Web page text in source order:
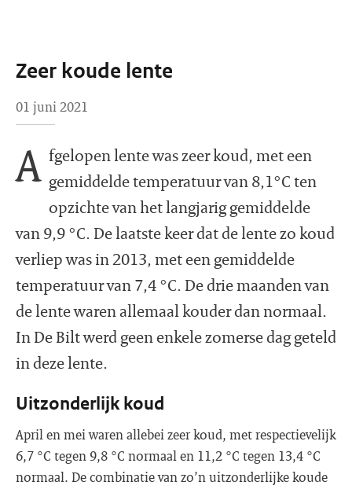
Zeer koude lente
01 juni 2021
A fgelopen lente was zeer koud, met een
gemiddelde temperatuur van 8,1°C ten
opzichte van het langjarig gemiddelde
van 9,9 °C. De laatste keer dat de lente zo koud
verliep was in 2013, met een gemiddelde
temperatuur van 7,4 °C. De drie maanden van
de lente waren allemaal kouder dan normaal.
In De Bilt werd geen enkele zomerse dag geteld
in deze lente.
Uitzonderlijk koud
April en mei waren allebei zeer koud, met respectievelijk
6,7 °C tegen 9,8 °C normaal en 11,2 °C tegen 13,4 °C
normaal. De combinatie van zo’n uitzonderlijke koude